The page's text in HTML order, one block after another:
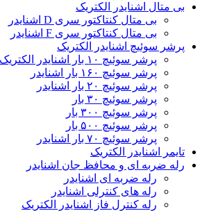
بی متال اشنایدر الکتریک
بی متال کنتاکتور سری D اشنایدر
بی متال کنتاکتور سری F اشنایدر
پرشر سوئیچ اشنایدر الکتریک
پرشر سوئیچ ۱۰ بار اشنایدر الکتریک
پرشر سوئیچ ۱۶۰ بار اشنایدر
پرشر سوئیچ ۲۰ بار اشنایدر
پرشر سوئیچ ۳۰ بار
پرشر سوئیچ ۳۰۰ بار
پرشر سوئیچ ۵۰۰ بار
پرشر سوئیچ ۷۰ بار اشنایدر
تایمر اشنایدر الکتریک
رله ضربه ای و محافظ جان اشنایدر
رله ضربه ای اشنایدر
رله های کنترلی اشنایدر
رله کنترل فاز اشنایدر الکتریک